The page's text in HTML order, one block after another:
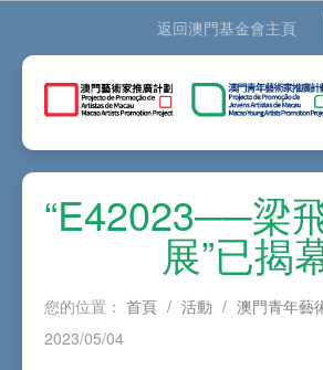
返回澳門基金會主頁
“E42023──梁
展”已揭
您的位置： 首頁 / 活動 / 澳門青年藝
2023/05/04